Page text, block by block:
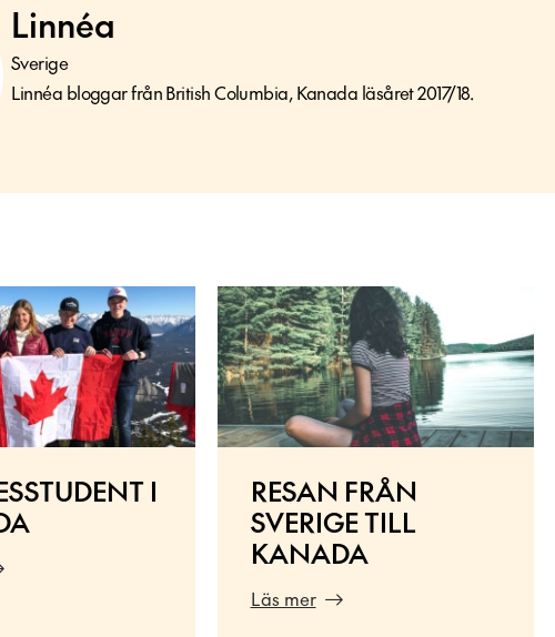
Linnéa
Sverige
Linnéa bloggar från British Columbia, Kanada läsåret 2017/18.
I
RESAN FRÅN
SVERIGE TILL
KANADA
Läs mer